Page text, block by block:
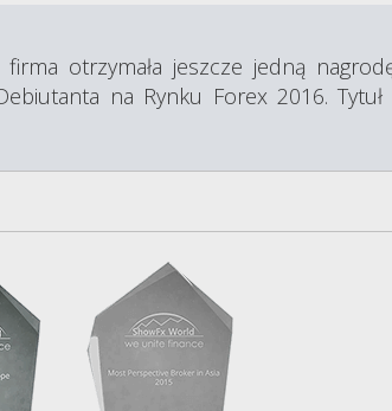
otrzymała jeszcze jedną
na Rynku Forex 2016.